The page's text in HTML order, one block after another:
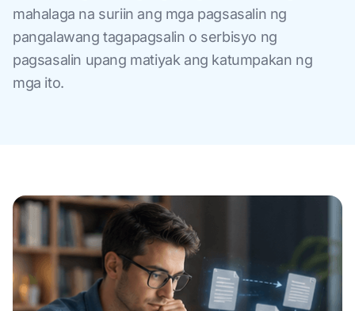
mahalaga na suriin ang mga pagsasalin ng
pangalawang tagapagsalin o serbisyo ng
pagsasalin upang matiyak ang katumpakan ng
mga ito.